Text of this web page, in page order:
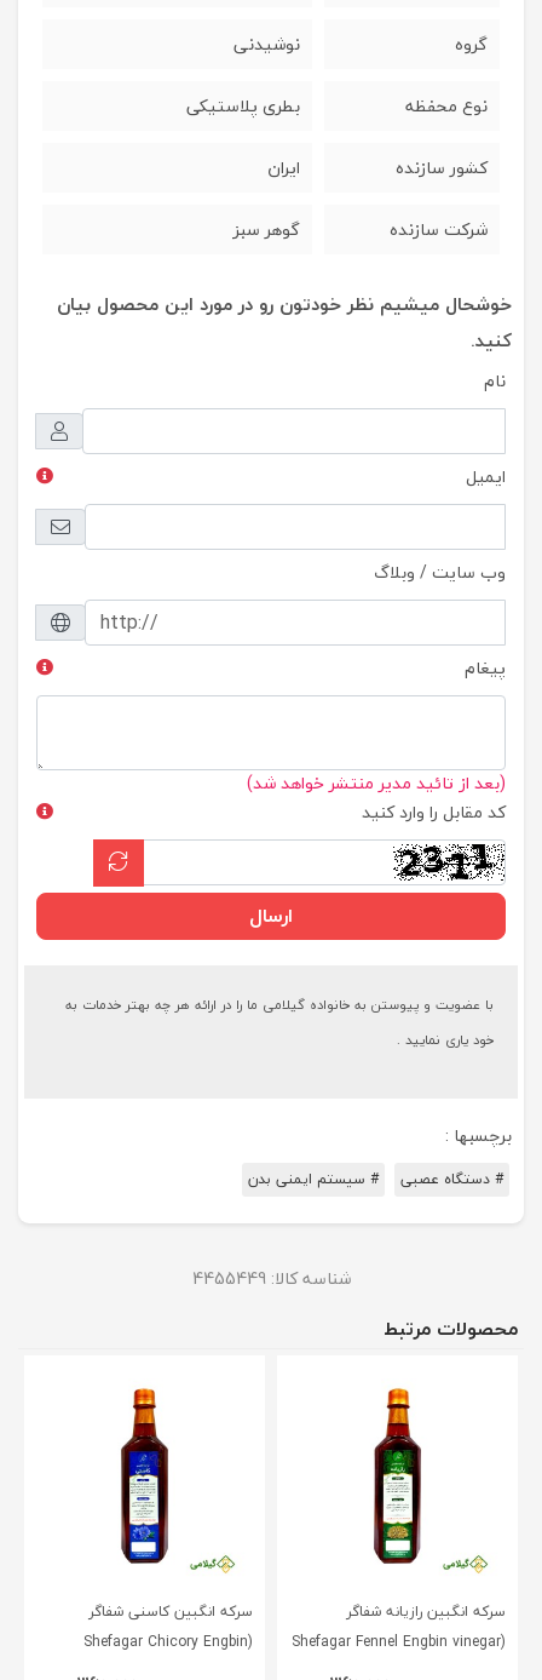
گروه نوشیدنی
نوع محفظه بطری پلاستیکی
کشور سازنده ایران
شرکت سازنده گوهر سبز
خوشحال میشیم نظر خودتون رو در مورد این محصول بیان
کنید.
نام
ایمیل
وب سایت / وبلاگ
پیغام
(بعد از تائید مدیر منتشر خواهد شد)
کد مقابل را وارد کنید
ارسال
با عضویت و پیوستن به خانواده گیلامی ما را در ارائه هر چه بهتر خدمات به
خود یاری نمایید .
برچسبها :
# دستگاه عصبی # سیستم ایمنی بدن
شناسه کالا: 4455449
محصولات مرتبط
سرکه انگبین رازیانه شفاگر
(Shefagar Fennel Engbin vinegar
سرکه انگبین کاسنی شفاگر
(Shefagar Chicory Engbin